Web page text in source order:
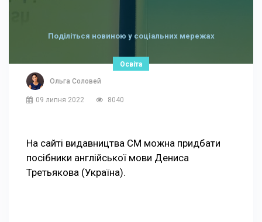
Поділіться новиною у соціальних мережах
Освіта
Ольга Соловей
09 липня 2022 8040
На сайті видавництва СМ можна придбати
посібники англійської мови Дениса
Третьякова (Україна).